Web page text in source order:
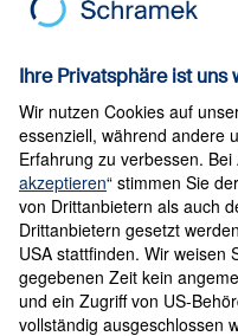
Volle
Alles